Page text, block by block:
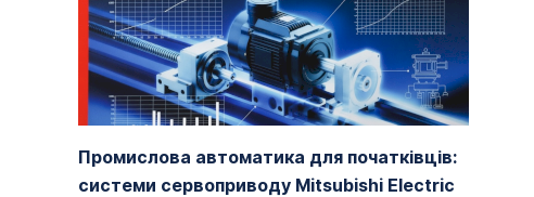
Промислова автоматика для початківців:
системи сервоприводу Mitsubishi Electric